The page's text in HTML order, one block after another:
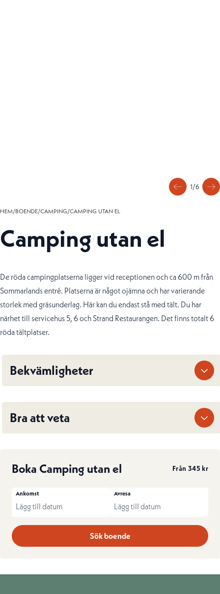
1/6
HEM/BOENDE/CAMPING/CAMPING UTAN EL
Camping utan el
De röda campingplatserna ligger vid receptionen och ca 600 m från
Sommarlands entré. Platserna är något ojämna och har varierande
storlek med gräsunderlag. Här kan du endast stå med tält. Du har
närhet till servicehus 5, 6 och Strand Restaurangen. Det finns totalt 6
röda tältplatser.
Bekvämligheter
Bra att veta
Boka Camping utan el Från 345 kr
Ankomst Avresa
Sök boende